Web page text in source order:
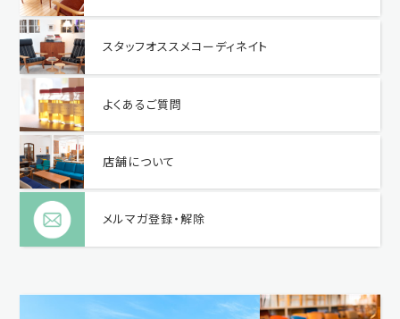
スタッフオススメコーディネイト
よくあるご質問
店舗について
メルマガ登録・解除